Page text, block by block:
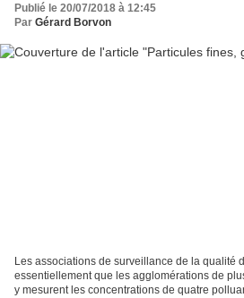
Publié le 20/07/2018 à 12:45
Par Gérard Borvon
Les associations de surveillance de la qualité
essentiellement que les agglomérations de
y mesurent les concentrations de quatre